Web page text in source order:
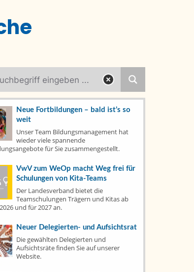
(79)
(6)
(7)
(22)
Neue Fortbildungen – bald ist’s so
weit
Unser Team Bildungsmanagement hat
wieder viele spannende
für Sie zusammengestellt.
VwV zum WeOp macht Weg frei für
Schulungen von Kita-Teams
Der Landesverband bietet die
Teamschulungen Trägern und Kitas ab
und für 2027 an.
Neuer Delegierten- und Aufsichtsrat
Die gewählten Delegierten und
Aufsichtsräte finden Sie auf unserer
Website.